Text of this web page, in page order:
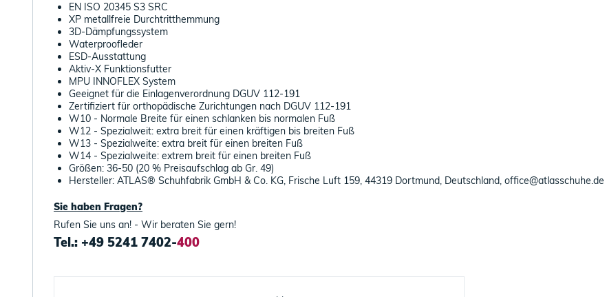
EN ISO 20345 S3 SRC
XP metallfreie Durchtritthemmung
3D-Dämpfungssystem
Waterproofleder
ESD-Ausstattung
Aktiv-X Funktionsfutter
MPU INNOFLEX System
Geeignet für die Einlagenverordnung DGUV 112-191
Zertifiziert für orthopädische Zurichtungen nach DGUV 112-191
W10 - Normale Breite für einen schlanken bis normalen Fuß
W12 - Spezialweit: extra breit für einen kräftigen bis breiten Fuß
W13 - Spezialweite: extra breit für einen breiten Fuß
W14 - Spezialweite: extrem breit für einen breiten Fuß
Größen: 36-50 (20 % Preisaufschlag ab Gr. 49)
Hersteller: ATLAS® Schuhfabrik GmbH & Co. KG, Frische Luft 159, 44319 Dortmund, Deutschland, office@atlasschuhe.de
Sie haben Fragen?
Rufen Sie uns an! - Wir beraten Sie gern!
Tel.: +49 5241 7402-400